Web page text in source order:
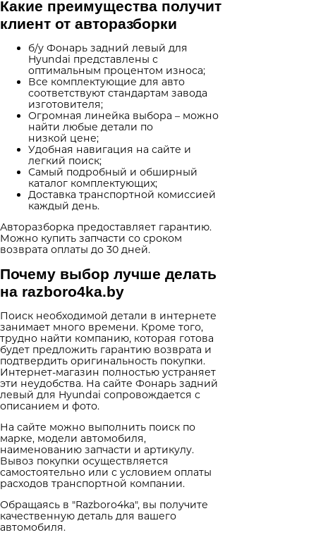
Какие преимущества получит
клиент от авторазборки
б/у Фонарь задний левый для
Hyundai представлены с
оптимальным процентом износа;
Все комплектующие для авто
соответствуют стандартам завода
изготовителя;
Огромная линейка выбора – можно
найти любые детали по
низкой цене;
Удобная навигация на сайте и
легкий поиск;
Самый подробный и обширный
каталог комплектующих;
Доставка транспортной комиссией
каждый день.
Авторазборка предоставляет гарантию.
Можно купить запчасти со сроком
возврата оплаты до 30 дней.
Почему выбор лучше делать
на razboro4ka.by
Поиск необходимой детали в интернете
занимает много времени. Кроме того,
трудно найти компанию, которая готова
будет предложить гарантию возврата и
подтвердить оригинальность покупки.
Интернет-магазин полностью устраняет
эти неудобства. На сайте Фонарь задний
левый для Hyundai сопровождается с
описанием и фото.
На сайте можно выполнить поиск по
марке, модели автомобиля,
наименованию запчасти и артикулу.
Вывоз покупки осуществляется
самостоятельно или с условием оплаты
расходов транспортной компании.
Обращаясь в "Razboro4ka", вы получите
качественную деталь для вашего
автомобиля.